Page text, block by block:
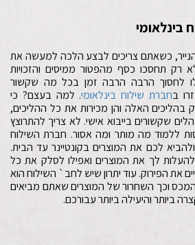
בינלאומי
כשאתם צריכים לבצע הלכה למעשה את
תחסכו כסף מהפטור ממיסים והזכויות
לחסוך הרבה הרבה זמן בכל מה שקשור
בחברת שילוח בינלאומי. למה בעצם? כי
בהליכים האלה והן מכירות את כל ההליכים,
שקשורים בייבוא אישי. לא צריך להתרוצץ
ללמוד מה מותר ומה אסור. חברת השילוח
לכם את המוצרים בקונטיינר עד הבית.
לך את המוצרים ואפילו לסלק את כל
את הפירוק. עוד יתרון שיש לחב` השילוח הוא
וכך השחרור של המוצרים שאתם מביאים
ביותר והיעילה ביותר עבורכם.